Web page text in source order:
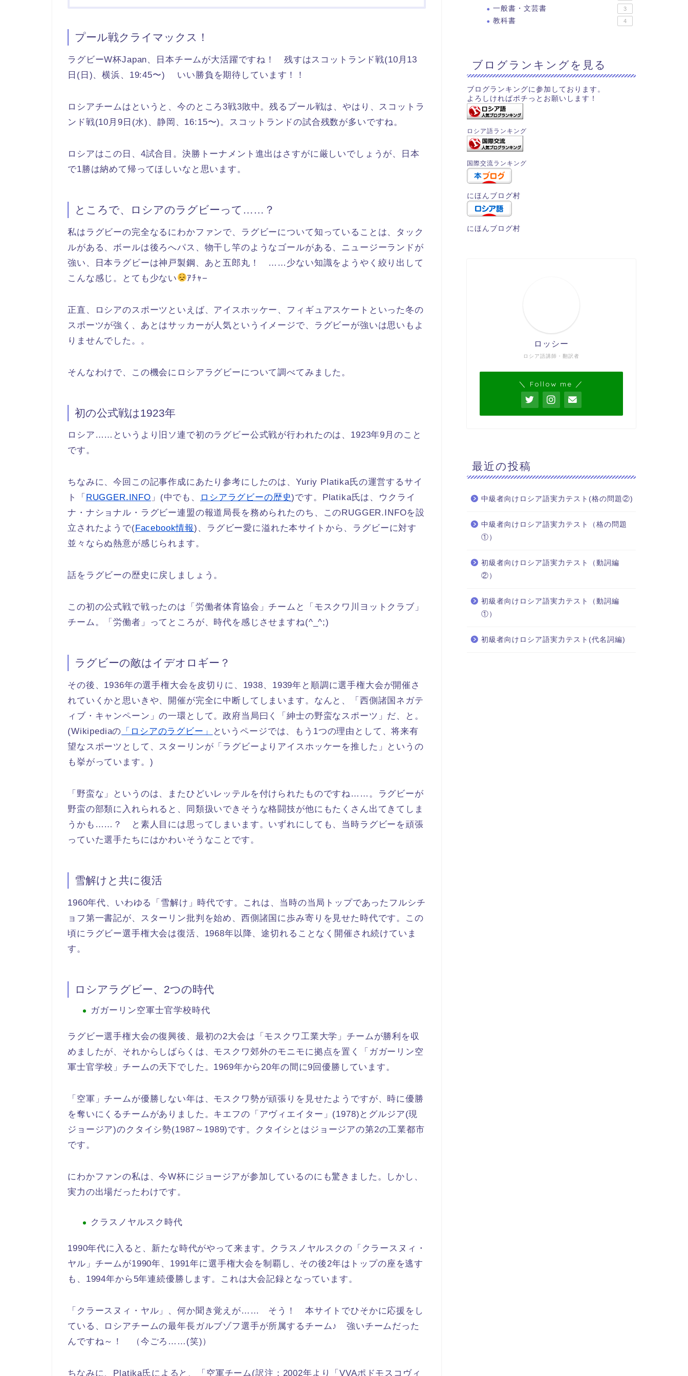
プール戦クライマックス！
ラグビーW杯Japan、日本チームが大活躍ですね！ 残すはスコットランド戦(10月13
日(日)、横浜、19:45〜) いい勝負を期待しています！！
ロシアチームはというと、今のところ3戦3敗中。残るプール戦は、やはり、スコットラ
ンド戦(10月9日(水)、静岡、16:15〜)。スコットランドの試合残数が多いですね。
ロシアはこの日、4試合目。決勝トーナメント進出はさすがに厳しいでしょうが、日本
で1勝は納めて帰ってほしいなと思います。
ところで、ロシアのラグビーって……？
私はラグビーの完全なるにわかファンで、ラグビーについて知っていることは、タック
ルがある、ボールは後ろへパス、物干し竿のようなゴールがある、ニュージーランドが
強い、日本ラグビーは神戸製鋼、あと五郎丸！ ……少ない知識をようやく絞り出して
こんな感じ。とても少ない
ｱﾁｬ−
正直、ロシアのスポーツといえば、アイスホッケー、フィギュアスケートといった冬の
スポーツが強く、あとはサッカーが人気というイメージで、ラグビーが強いは思いもよ
りませんでした。。
そんなわけで、この機会にロシアラグビーについて調べてみました。
初の公式戦は1923年
ロシア……というより旧ソ連で初のラグビー公式戦が行われたのは、1923年9月のこと
です。
ちなみに、今回この記事作成にあたり参考にしたのは、Yuriy Platika氏の運営するサイ
ト「 RUGGER.INFO 」(中でも、 ロシアラグビーの歴史)です。Platika氏は、ウクライ
ナ・ナショナル・ラグビー連盟の報道局長を務められたのち、このRUGGER.INFOを設
立されたようで( Facebook情報)、ラグビー愛に溢れた本サイトから、ラグビーに対す
並々ならぬ熱意が感じられます。
話をラグビーの歴史に戻しましょう。
この初の公式戦で戦ったのは「労働者体育協会」チームと「モスクワ川ヨットクラブ」
チーム。「労働者」ってところが、時代を感じさせますね(^_^;)
ラグビーの敵はイデオロギー？
その後、1936年の選手権大会を皮切りに、1938、1939年と順調に選手権大会が開催さ
れていくかと思いきや、開催が完全に中断してしまいます。なんと、「西側諸国ネガテ
ィブ・キャンペーン」の一環として。政府当局曰く「紳士の野蛮なスポーツ」だ、と。
(Wikipediaの 「ロシアのラグビー」
というページでは、もう1つの理由として、将来有
望なスポーツとして、スターリンが「ラグビーよりアイスホッケーを推した」というの
も挙がっています。)
「野蛮な」というのは、またひどいレッテルを付けられたものですね……。ラグビーが
野蛮の部類に入れられると、同類扱いできそうな格闘技が他にもたくさん出てきてしま
うかも……？ と素人目には思ってしまいます。いずれにしても、当時ラグビーを頑張
っていた選手たちにはかわいそうなことです。
雪解けと共に復活
1960年代、いわゆる「雪解け」時代です。これは、当時の当局トップであったフルシチ
ョフ第一書記が、スターリン批判を始め、西側諸国に歩み寄りを見せた時代です。この
頃にラグビー選手権大会は復活、1968年以降、途切れることなく開催され続けていま
す。
ロシアラグビー、2つの時代
ガガーリン空軍士官学校時代
ラグビー選手権大会の復興後、最初の2大会は「モスクワ工業大学」チームが勝利を収
めましたが、それからしばらくは、モスクワ郊外のモニモに拠点を置く「ガガーリン空
軍士官学校」チームの天下でした。1969年から20年の間に9回優勝しています。
「空軍」チームが優勝しない年は、モスクワ勢が頑張りを見せたようですが、時に優勝
を奪いにくるチームがありました。キエフの「アヴィエイター」(1978)とグルジア(現
ジョージア)のクタイシ勢(1987～1989)です。クタイシとはジョージアの第2の工業都市
です。
にわかファンの私は、今W杯にジョージアが参加しているのにも驚きました。しかし、
実力の出場だったわけです。
クラスノヤルスク時代
1990年代に入ると、新たな時代がやって来ます。クラスノヤルスクの「クラースヌィ・
ヤル」チームが1990年、1991年に選手権大会を制覇し、その後2年はトップの座を逃す
も、1994年から5年連続優勝します。これは大会記録となっています。
「クラースヌィ・ヤル」、何か聞き覚えが…… そう！ 本サイトでひそかに応援をし
ている、ロシアチームの最年長ガルブゾフ選手が所属するチーム♪ 強いチームだった
んですね～！ （今ごろ……(笑)）
ちなみに、Platika氏によると、「空軍チーム(訳注：2002年より「VVAポドモスコヴィ
一般書・文芸書 3
教科書 4
ブログランキングを見る
ブログランキングに参加しております。
よろしければポチっとお願いします！
ロシア語ランキング
国際交流ランキング
にほんブログ村
にほんブログ村
ロシア語講師・翻訳者
ロッシー
＼ Follow me ／
最近の投稿
中級者向けロシア語実力テスト(格の問題②)
中級者向けロシア語実力テスト（格の問題
①）
初級者向けロシア語実力テスト（動詞編
②）
初級者向けロシア語実力テスト（動詞編
①）
初級者向けロシア語実力テスト(代名詞編)